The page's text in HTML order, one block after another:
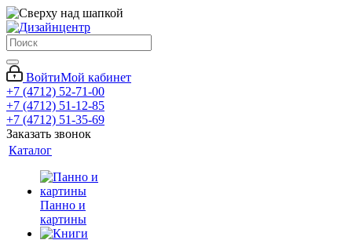
ВойтиМой кабинет
+7 (4712) 52-71-00
+7 (4712) 51-12-85
+7 (4712) 51-35-69
Заказать звонок
Каталог
Панно и
картины